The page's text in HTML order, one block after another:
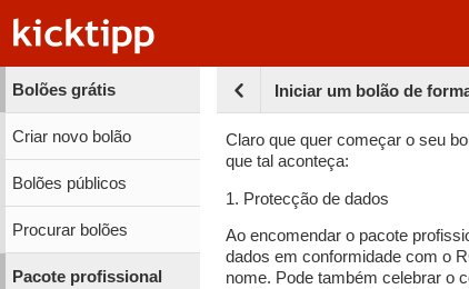
Bolões grátis
Criar novo bolão
Bolões públicos
Procurar bolões
Pacote profissional
Iniciar um bolão de
Claro que quer começar o seu
que tal aconteça:
1. Protecção de dados
Ao encomendar o pacote
dados em conformidade com o
nome. Pode também celebrar o